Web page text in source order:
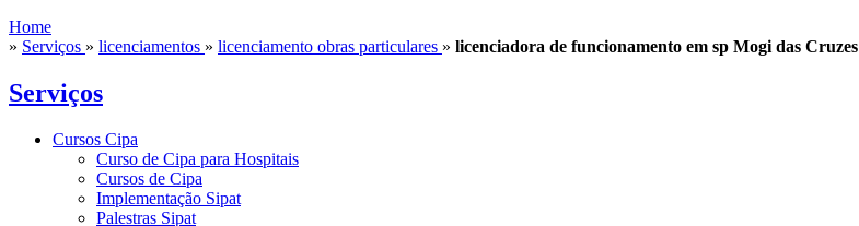
Home
» Serviços » licenciamentos » licenciamento obras particulares » licenciadora de funcionamento em sp Mogi das Cruzes
Serviços
Cursos Cipa
Curso de Cipa para Hospitais
Cursos de Cipa
Implementação Sipat
Palestras Sipat